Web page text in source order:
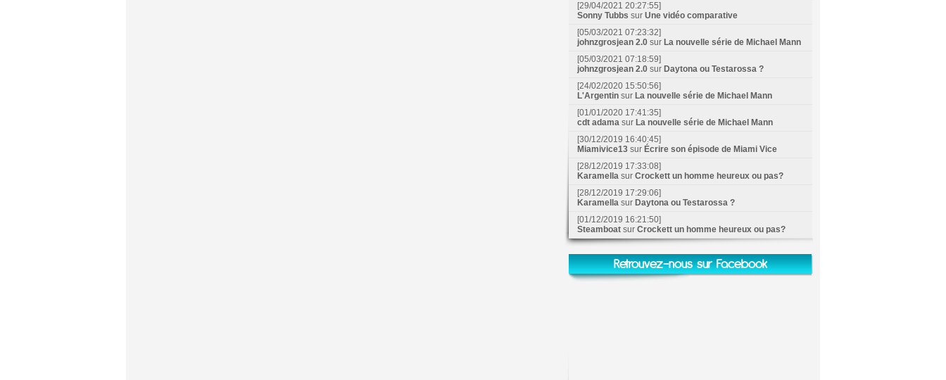
[29/04/2021 20:27:55]
Sonny Tubbs sur Une vidéo comparative
[05/03/2021 07:23:32]
johnzgrosjean 2.0 sur La nouvelle série de Michael Mann
[05/03/2021 07:18:59]
johnzgrosjean 2.0 sur Daytona ou Testarossa ?
[24/02/2020 15:50:56]
L'Argentin sur La nouvelle série de Michael Mann
[01/01/2020 17:41:35]
cdt adama sur La nouvelle série de Michael Mann
[30/12/2019 16:40:45]
Miamivice13 sur Écrire son épisode de Miami Vice
[28/12/2019 17:33:08]
Karamella sur Crockett un homme heureux ou pas?
[28/12/2019 17:29:06]
Karamella sur Daytona ou Testarossa ?
[01/12/2019 16:21:50]
Steamboat sur Crockett un homme heureux ou pas?
Retrouvez-nous sur Facebook